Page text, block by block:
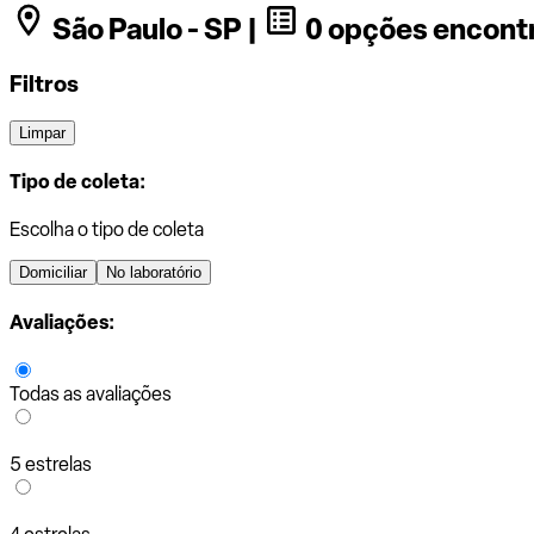
São Paulo - SP | 0 opções
Filtros
Limpar
Tipo de coleta:
Escolha o tipo de coleta
Domiciliar No laboratório
Avaliações:
Todas as avaliações
5 estrelas